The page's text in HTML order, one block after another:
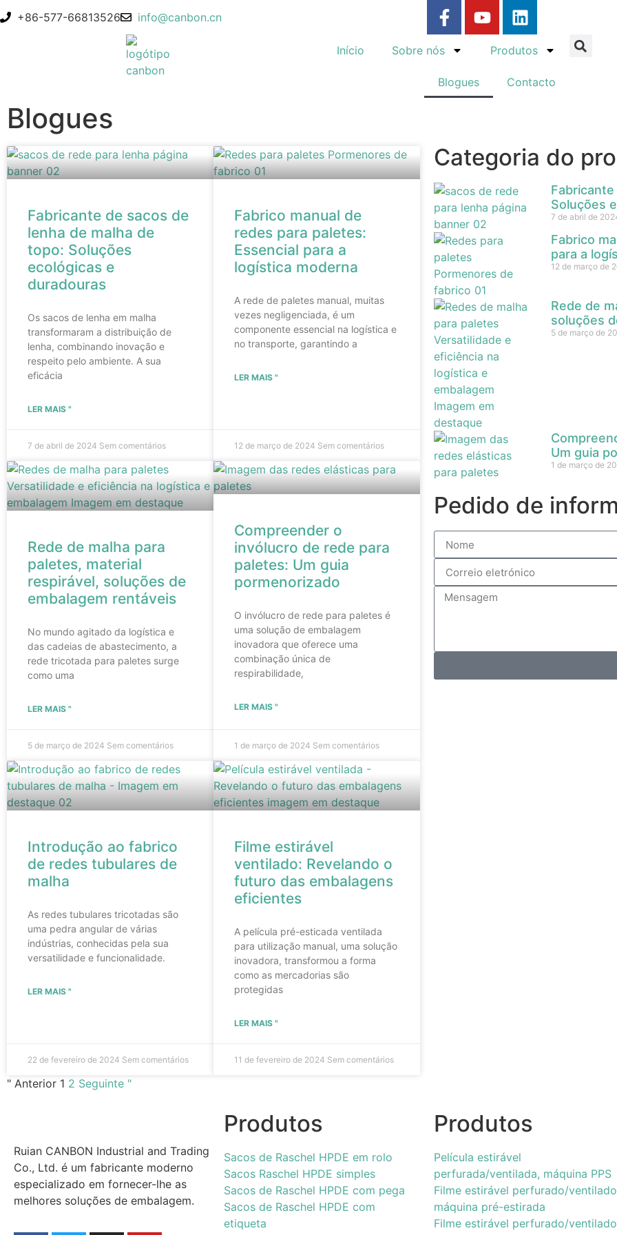
+86-577-66813526 info@canbon.cn
Início Sobre nós Produtos
Blogues Contacto
Blogues
Fabricante de sacos de
lenha de malha de
topo: Soluções
ecológicas e
duradouras
Os sacos de lenha em malha
transformaram a distribuição de
lenha, combinando inovação e
respeito pelo ambiente. A sua
eficácia
LER MAIS "
7 de abril de 2024 Sem comentários
Fabrico manual de
redes para paletes:
Essencial para a
logística moderna
A rede de paletes manual, muitas
vezes negligenciada, é um
componente essencial na logística e
no transporte, garantindo a
LER MAIS "
12 de março de 2024 Sem comentários
Rede de malha para
paletes, material
respirável, soluções de
embalagem rentáveis
No mundo agitado da logística e
das cadeias de abastecimento, a
rede tricotada para paletes surge
como uma
LER MAIS "
5 de março de 2024 Sem comentários
Compreender o
invólucro de rede para
paletes: Um guia
pormenorizado
O invólucro de rede para paletes é
uma solução de embalagem
inovadora que oferece uma
combinação única de
respirabilidade,
LER MAIS "
1 de março de 2024 Sem comentários
Introdução ao fabrico
de redes tubulares de
malha
As redes tubulares tricotadas são
uma pedra angular de várias
indústrias, conhecidas pela sua
versatilidade e funcionalidade.
LER MAIS "
22 de fevereiro de 2024 Sem comentários
Filme estirável
ventilado: Revelando o
futuro das embalagens
eficientes
A película pré-esticada ventilada
para utilização manual, uma solução
inovadora, transformou a forma
como as mercadorias são
protegidas
LER MAIS "
11 de fevereiro de 2024 Sem comentários
" Anterior 1 2 Seguinte "
Categoria do
Soluções
7 de abril de
Fabrico
para a
12 de março de
Rede de
soluções
5 de março de
Um guia
1 de março de
Pedido de
Ruian CANBON Industrial and Trading
Co., Ltd. é um fabricante moderno
especializado em fornecer-lhe as
melhores soluções de embalagem.
Produtos
Sacos de Raschel HPDE em rolo
Sacos Raschel HPDE simples
Sacos de Raschel HPDE com pega
Sacos de Raschel HPDE com
etiqueta
Produtos
Película estirável
perfurada/ventilada, máquina PPS
Filme estirável perfurado/
máquina pré-estirada
Filme estirável perfurado/